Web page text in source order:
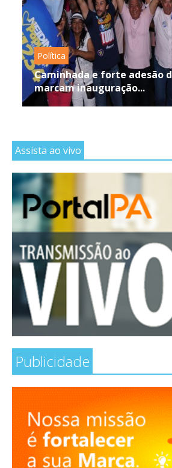
Política
Caminhada e forte adesão
marcam inauguração...
Assista ao vivo
Publicidade